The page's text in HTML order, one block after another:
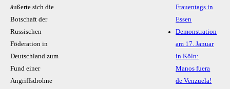
äußerte sich die
Botschaft der
Russischen
Föderation in
Deutschland zum
Fund einer
Angriffsdrohne
Frauentags in
Essen
Demonstration
am 17. Januar
in Köln:
Manos fuera
de Venzuela!